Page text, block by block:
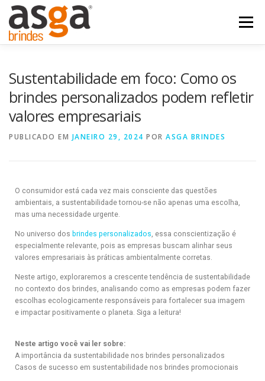
Menu
FALE COM A ASGA
Sustentabilidade em foco: Como os
brindes personalizados podem refletir
valores empresariais
PUBLICADO EM JANEIRO 29, 2024 POR ASGA BRINDES
O consumidor está cada vez mais consciente das questões
ambientais, a sustentabilidade tornou-se não apenas uma escolha,
mas uma necessidade urgente.
No universo dos brindes personalizados, essa conscientização é
especialmente relevante, pois as empresas buscam alinhar seus
valores empresariais às práticas ambientalmente corretas.
Neste artigo, exploraremos a crescente tendência de sustentabilidade
no contexto dos brindes, analisando como as empresas podem fazer
escolhas ecologicamente responsáveis para fortalecer sua imagem
e impactar positivamente o planeta. Siga a leitura!
Neste artigo você vai ler sobre:
A importância da sustentabilidade nos brindes personalizados
Casos de sucesso em sustentabilidade nos brindes promocionais